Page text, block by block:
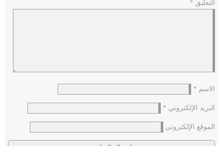
التعليق *
الاسم *
البريد الإلكتروني *
الموقع الإلكتروني